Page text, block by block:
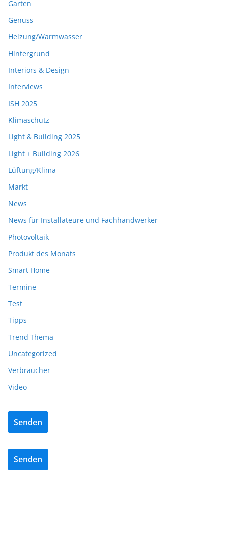
Garten
Genuss
Heizung/Warmwasser
Hintergrund
Interiors & Design
Interviews
ISH 2025
Klimaschutz
Light & Building 2025
Light + Building 2026
Lüftung/Klima
Markt
News
News für Installateure und Fachhandwerker
Photovoltaik
Produkt des Monats
Smart Home
Termine
Test
Tipps
Trend Thema
Uncategorized
Verbraucher
Video
Senden
Senden